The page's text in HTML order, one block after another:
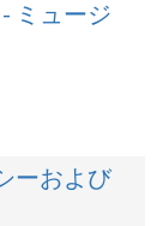
ミュージ
ーおよび